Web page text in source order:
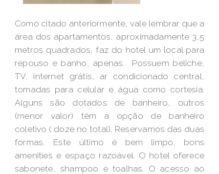
Como citado anteriormente, vale lembrar que a
área dos apartamentos, aproximadamente 3,5
metros quadrados, faz do hotel um local para
repouso e banho, apenas. Possuem beliche,
TV, internet grátis, ar condicionado central,
tomadas para celular e água como cortesia.
Alguns são dotados de banheiro, outros
(menor valor) têm a opção de banheiro
coletivo ( doze no total). Reservamos das duas
formas. Este último é bem limpo, bons
amenities e espaço razoável. O hotel oferece
sabonete, shampoo e toalhas. O acesso ao